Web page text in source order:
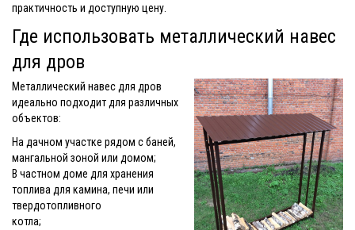
практичность и доступную цену.
Где использовать металлический навес
для дров
Металлический навес для дров
идеально подходит для различных
объектов:
На дачном участке рядом с баней,
мангальной зоной или домом;
В частном доме для хранения
топлива для камина, печи или
твердотопливного
котла;